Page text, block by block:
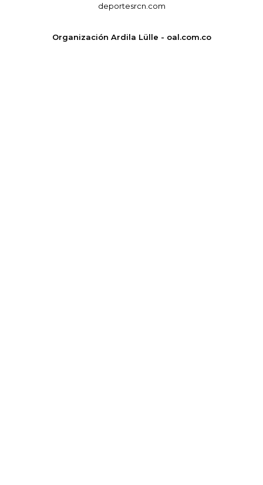
deportesrcn.com
Organización Ardila Lülle - oal.com.co